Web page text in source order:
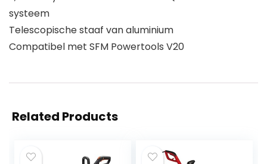
systeem
Telescopische staaf van aluminium
Compatibel met SFM Powertools V20
Related Products